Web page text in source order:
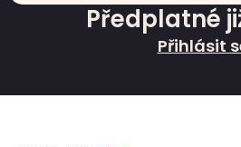
Předplatné
Přihlásit